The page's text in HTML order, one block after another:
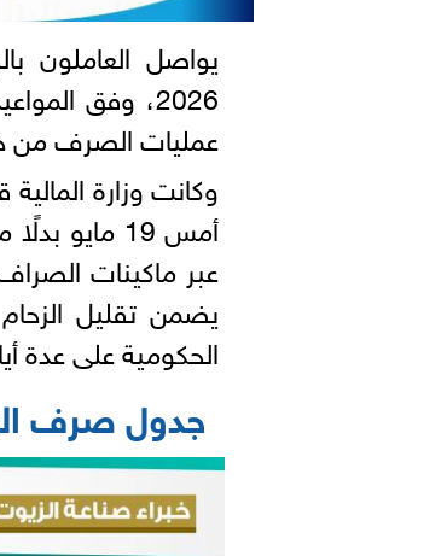
يواصل العاملون
2026، وفق
عمليات الصرف من
وكانت وزارة
عبر ماكينات
يضمن تقليل
الحكومية على عدة
جدول صرف